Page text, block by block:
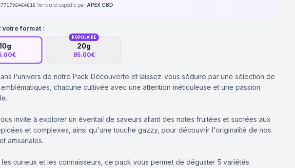
Vendu et expédié par APEX CBD
votre format :
POPULAIRE
20g
85.00€
l'univers de notre Pack Découverte et laissez-vous séduire par une sélection de
chacune cultivée avec une attention méticuleuse et une passion
invite à explorer un éventail de saveurs allant des notes fruitées et sucrées aux
et complexes, ainsi qu'une touche gazzy, pour découvrir l'originalité de nos
artisanales.
les curieux et les connaisseurs, ce pack vous permet de déguster 5 variétés